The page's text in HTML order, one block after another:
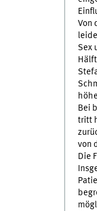
Von
Sex
Bei
tritt
von
Die